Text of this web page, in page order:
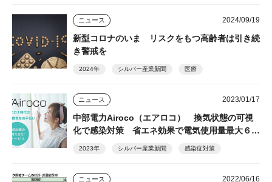
ニュース 2024/09/19
新型コロナのいま リスクをもつ高齢者は引き続
き警戒を
2024年 シルバー産業新聞 医療
ニュース 2023/01/17
中部電力Airoco（エアロコ） 換気状態の可視
化で感染対策 省エネ効果で電気使用量最大６割
2023年 シルバー産業新聞 感染症対策
ニュース 2022/06/16